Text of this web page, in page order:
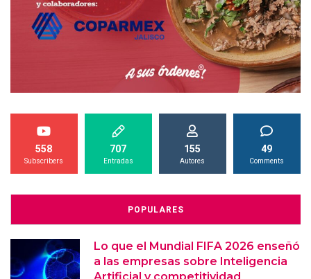
558
Subscribers
707
Entradas
155
Autores
49
Comments
POPULARES
Lo que el Mundial FIFA 2026 enseñó
a las empresas sobre Inteligencia